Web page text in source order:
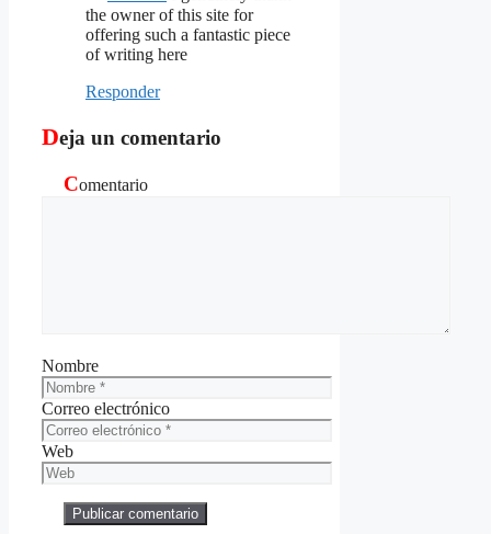
the owner of this site for
offering such a fantastic piece
of writing here
Responder
Deja un comentario
Comentario
Nombre
Correo electrónico
Web